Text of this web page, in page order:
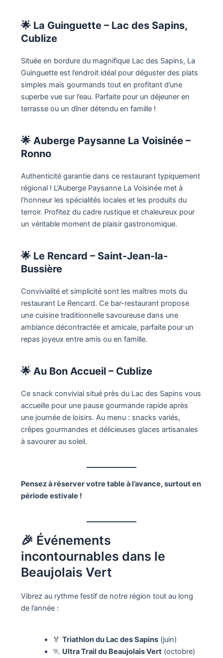
🌟 La Guinguette – Lac des Sapins,
Cublize
Située en bordure du magnifique Lac des Sapins, La
Guinguette est l’endroit idéal pour déguster des plats
simples mais gourmands tout en profitant d’une
superbe vue sur l’eau. Parfaite pour un déjeuner en
terrasse ou un dîner détendu en famille !
🌟 Auberge Paysanne La Voisinée –
Ronno
Authenticité garantie dans ce restaurant typiquement
régional ! L’Auberge Paysanne La Voisinée met à
l’honneur les spécialités locales et les produits du
terroir. Profitez du cadre rustique et chaleureux pour
un véritable moment de plaisir gastronomique.
🌟 Le Rencard – Saint-Jean-la-
Bussière
Convivialité et simplicité sont les maîtres mots du
restaurant Le Rencard. Ce bar-restaurant propose
une cuisine traditionnelle savoureuse dans une
ambiance décontractée et amicale, parfaite pour un
repas joyeux entre amis ou en famille.
🌟 Au Bon Accueil – Cublize
Ce snack convivial situé près du Lac des Sapins vous
accueille pour une pause gourmande rapide après
une journée de loisirs. Au menu : snacks variés,
crêpes gourmandes et délicieuses glaces artisanales
à savourer au soleil.
Pensez à réserver votre table à l’avance, surtout en
période estivale !
🎉 Événements
incontournables dans le
Beaujolais Vert
Vibrez au rythme festif de notre région tout au long
de l’année :
🏅 Triathlon du Lac des Sapins(juin)
🏃 Ultra Trail du Beaujolais Vert (octobre)